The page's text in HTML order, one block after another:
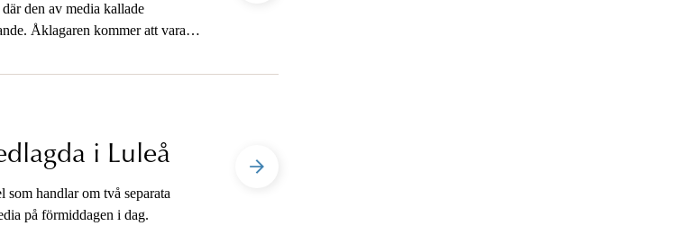
den av media kallade
Åklagaren kommer att vara
i Luleå
handlar om två separata
på förmiddagen i dag.